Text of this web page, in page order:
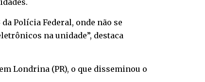
Polícia Federal, onde não se
na unidade”, destaca
Londrina (PR), o que disseminou o